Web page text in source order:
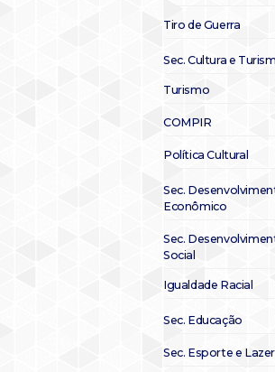
Tiro de Guerra
Sec. Cultura e
Turismo
COMPIR
Política Cultural
Sec.
Econômico
Sec.
Social
Igualdade Racial
Sec. Educação
Sec. Esporte e Lazer